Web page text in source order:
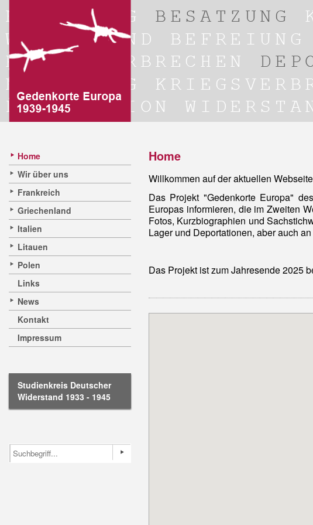
Home
Wir über uns
Frankreich
Griechenland
Italien
Litauen
Polen
Links
News
Kontakt
Impressum
Studienkreis Deutscher
Widerstand 1933 - 1945
Home
Willkommen auf der aktuellen
Das Projekt "Gedenkorte Europa"
Europas informieren, die im Zweiten
Fotos, Kurzbiographien und
Lager und Deportationen, aber auch
Das Projekt ist zum Jahresende 2025